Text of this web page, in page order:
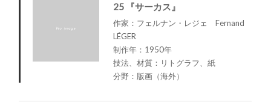
25 『サーカス』
作家：フェルナン・レジェ Fernand
LÉGER
制作年：1950年
技法、材質：リトグラフ、紙
分野：版画（海外）